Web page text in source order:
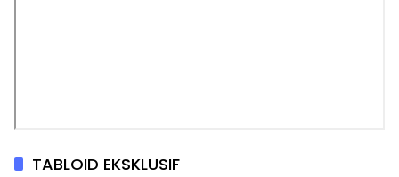
TABLOID EKSKLUSIF